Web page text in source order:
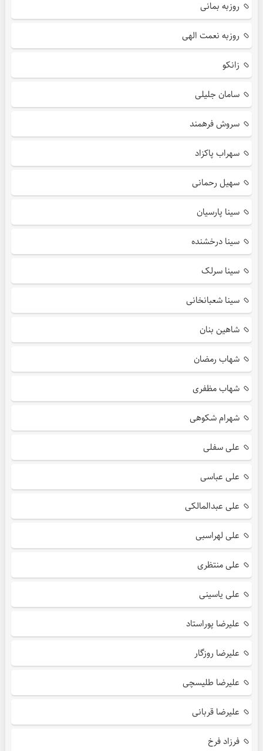
روزبه بمانی
روزبه نعمت الهی
زانکو
سامان جلیلی
سروش فرهمند
سهراب پاکزاد
سهیل رحمانی
سینا پارسیان
سینا درخشنده
سینا سرلک
سینا شعبانخانی
شاهین بنان
شهاب رمضان
شهاب مظفری
شهرام شکوهی
علی سفلی
علی عباسی
علی عبدالمالکی
علی لهراسبی
علی منتظری
علی یاسینی
علیرضا پوراستاد
علیرضا روزگار
علیرضا طلیسچی
علیرضا قربانی
فرزاد فرخ